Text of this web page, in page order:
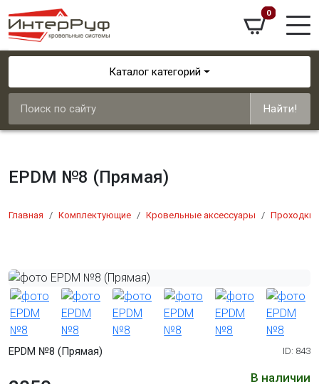
0
Каталог категорий
Найти!
EPDM №8 (Прямая)
Главная Комплектующие Кровельные аксессуары Проходки
EPDM №8 (Прямая) ID: 843
В наличии